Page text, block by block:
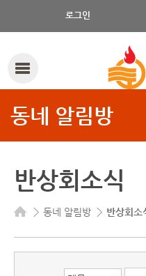
로그인
동네 알림방
반상회소식
동네 알림방 반상회소